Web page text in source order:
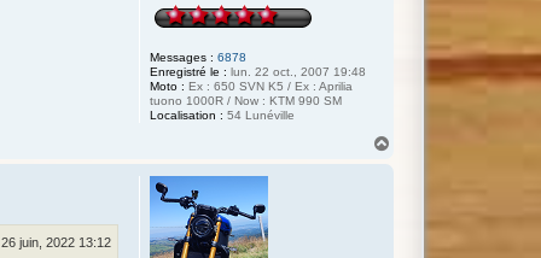
Messages : 6878
Enregistré le : lun. 22 oct., 2007 19:48
Moto : Ex : 650 SVN K5 / Ex : Aprilia
tuono 1000R / Now : KTM 990 SM
Localisation : 54 Lunéville
juin, 2022 13:12